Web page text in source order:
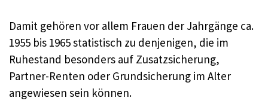
Damit gehören vor allem Frauen der Jahrgänge ca.
1955 bis 1965 statistisch zu denjenigen, die im
Ruhestand besonders auf Zusatzsicherung,
Partner-Renten oder Grundsicherung im Alter
angewiesen sein können.